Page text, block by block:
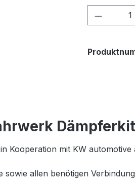
Kooperation mit KW
allen benötigen